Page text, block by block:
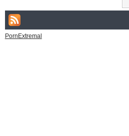
PornExtremal